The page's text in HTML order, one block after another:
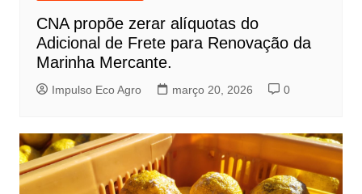
CNA propõe zerar alíquotas do
Adicional de Frete para Renovação da
Marinha Mercante.
Impulso Eco Agro março 20, 2026 0